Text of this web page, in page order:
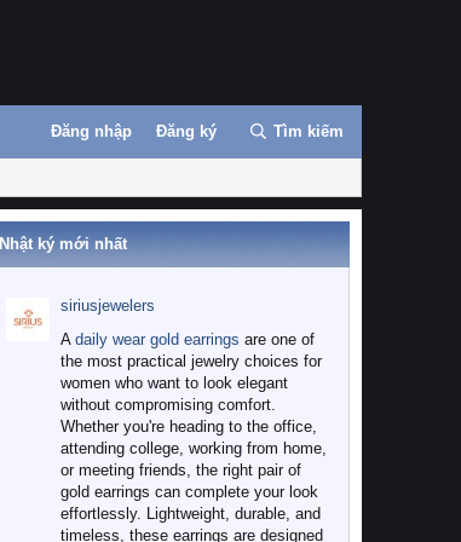
Đăng nhập Đăng ký Tìm kiếm
Nhật ký mới nhất
siriusjewelers
A daily wear gold earrings are one of
the most practical jewelry choices for
women who want to look elegant
without compromising comfort.
Whether you're heading to the office,
attending college, working from home,
or meeting friends, the right pair of
gold earrings can complete your look
effortlessly. Lightweight, durable, and
timeless, these earrings are designed